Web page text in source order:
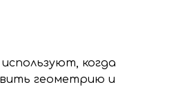
когда
геометрию и